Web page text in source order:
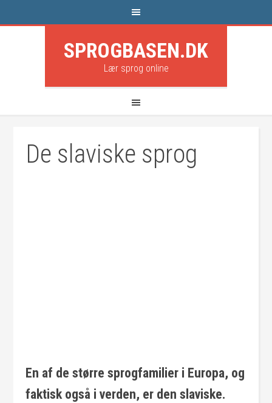
SPROGBASEN.DK
Lær sprog online
De slaviske sprog
En af de større sprogfamilier i Europa, og
faktisk også i verden, er den slaviske.